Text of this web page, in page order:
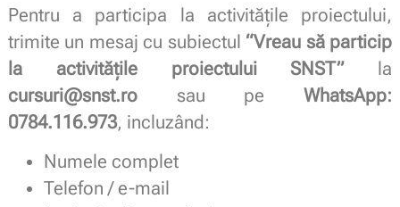
Pentru a participa la activitățile proiectului,
trimite un mesaj cu subiectul “Vreau să particip
la activitățile proiectului SNST”la
cursuri@snst.rosau peWhatsApp:
0784.116.973, incluzând:
Numele complet
Telefon / e-mail